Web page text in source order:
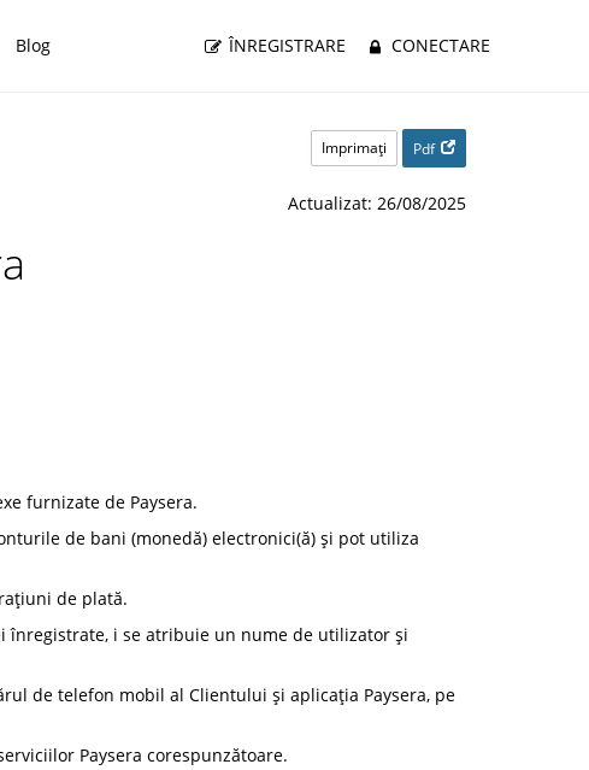
Blog ÎNREGISTRARE CONECTARE
Imprimaţi Pdf
Actualizat: 26/08/2025
furnizate de Paysera.
de bani (monedă) electronici(ă) și pot utiliza
de plată.
i se atribuie un nume de utilizator și
de telefon mobil al Clientului și aplicația Paysera, pe
Paysera corespunzătoare.